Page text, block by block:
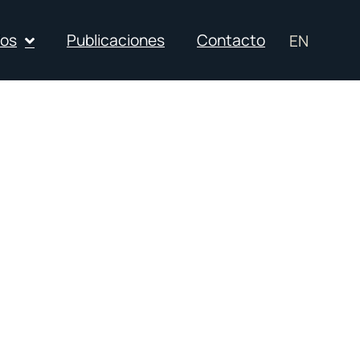
Publicaciones Contacto EN